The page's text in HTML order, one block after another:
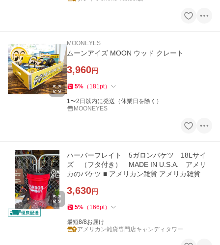
MOONEYES
ムーンアイズ MOON ウッド クレート
3,960円
5% （ 181pt）
1〜2日以内に発送（休業日を除く）
MOONEYES
ハーバーフレイト 5ガロンバケツ 18Lサイ
ズ （フタ付き） MADE IN U.S.A. アメリ
カのバケツ ■ アメリカン雑貨 アメリカ雑貨
3,630円
5% （ 166pt）
最短8/8お届け
アメリカン雑貨専門店キャンディタワー